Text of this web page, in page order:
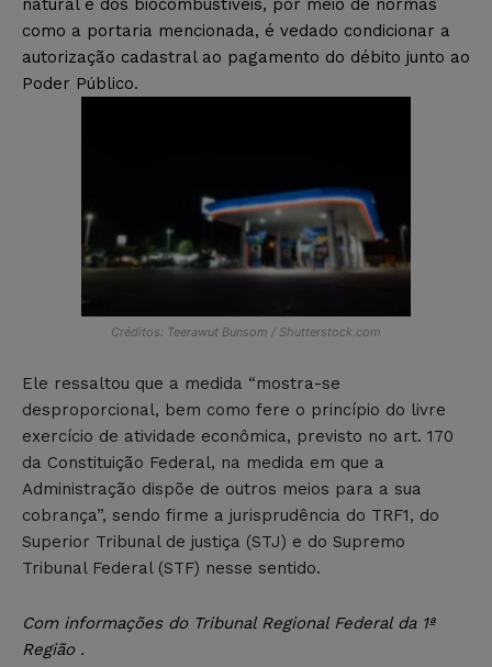
natural e dos biocombustíveis, por meio de normas
como a portaria mencionada, é vedado condicionar a
autorização cadastral ao pagamento do débito junto ao
Poder Público.
Créditos: Teerawut Bunsom / Shutterstock.com
Ele ressaltou que a medida “mostra-se
desproporcional, bem como fere o princípio do livre
exercício de atividade econômica, previsto no art. 170
da Constituição Federal, na medida em que a
Administração dispõe de outros meios para a sua
cobrança”, sendo firme a jurisprudência do TRF1, do
Superior Tribunal de justiça (STJ) e do Supremo
Tribunal Federal (STF) nesse sentido.
Com informações do Tribunal Regional Federal da 1ª
Região .